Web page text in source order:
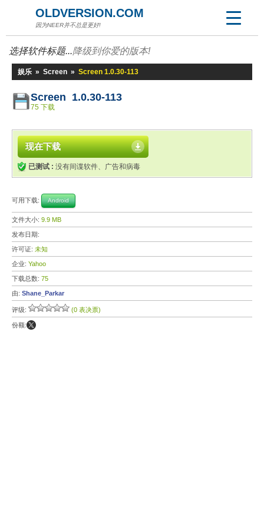
OLDVERSION.COM
因为NEER并不总是更好!
选择软件标题...降级到你爱的版本!
娱乐 » Screen » Screen 1.0.30-113
Screen 1.0.30-113
75 下载
现在下载
已测试 : 没有间谍软件、广告和病毒
可用下载: Android
文件大小: 9.9 MB
发布日期:
许可证: 未知
企业: Yahoo
下载总数: 75
由: Shane_Parkar
评级: (0 表决票)
份额: